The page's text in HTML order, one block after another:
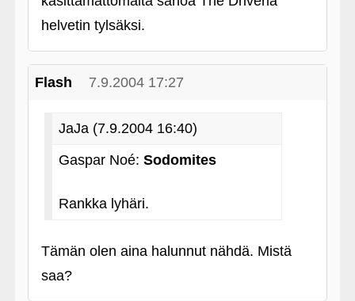
helvetin tylsäksi.
Flash 7.9.2004 17:27
JaJa (7.9.2004 16:40)
Gaspar Noé: Sodomites
Rankka lyhäri.
Tämän olen aina halunnut nähdä. Mistä
saa?